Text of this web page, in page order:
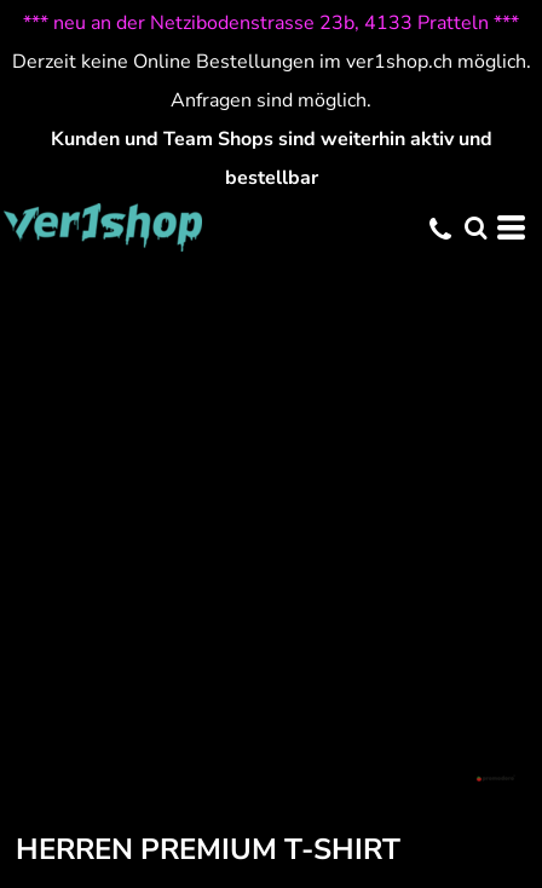
*** neu an der Netzibodenstrasse 23b, 4133 Pratteln ***
Derzeit keine Online Bestellungen im ver1shop.ch möglich.
Anfragen sind möglich.
Kunden und Team Shops sind weiterhin aktiv und
bestellbar
HERREN PREMIUM T-SHIRT